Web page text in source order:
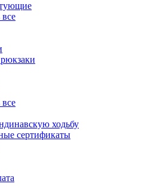
все
все
ходьбу
сертификаты